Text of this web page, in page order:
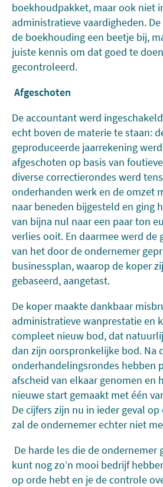
boekhoudpakket, maar ook niet
administratieve vaardigheden.
de boekhouding een beetje bij,
juiste kennis om dat goed te
gecontroleerd.
Afgeschoten
De accountant werd
echt boven de materie te staan:
geproduceerde jaarrekening
afgeschoten op basis van
diverse correctierondes werd
onderhanden werk en de omzet
naar beneden bijgesteld en ging
van bijna nul naar een paar ton
verlies ooit. En daarmee werd de
van het door de ondernemer
businessplan, waarop de koper
gebaseerd, aangetast.
De koper maakte dankbaar
administratieve wanprestatie en
compleet nieuw bod, dat
dan zijn oorspronkelijke bod. Na
onderhandelingsrondes hebben
afscheid van elkaar genomen en
nieuwe start gemaakt met één
De cijfers zijn nu in ieder geval
zal de ondernemer echter niet
De harde les die de ondernemer
kunt nog zo’n mooi bedrijf
op orde hebt en je de controle